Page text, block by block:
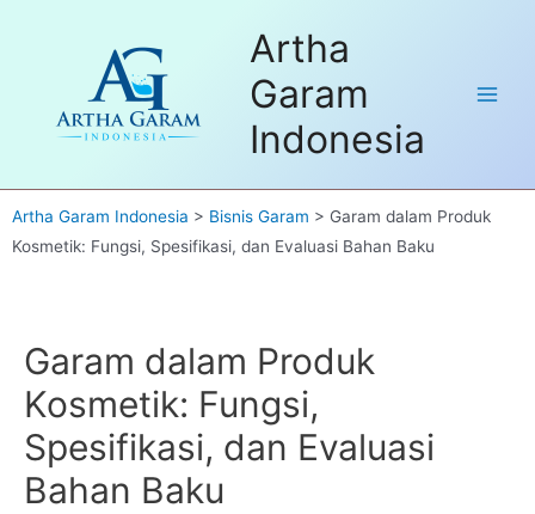
Artha
Garam
Indonesia
Artha Garam Indonesia > Bisnis Garam > Garam dalam Produk
Kosmetik: Fungsi, Spesifikasi, dan Evaluasi Bahan Baku
Garam dalam Produk
Kosmetik: Fungsi,
Spesifikasi, dan Evaluasi
Bahan Baku
Dapatkan FREE Sample untuk pembelian
pertama. Hubungi kami
disini